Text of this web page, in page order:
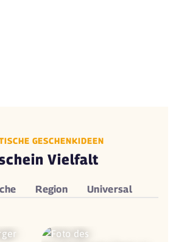
GESCHENKIDEEN
Vielfalt
Region Universal